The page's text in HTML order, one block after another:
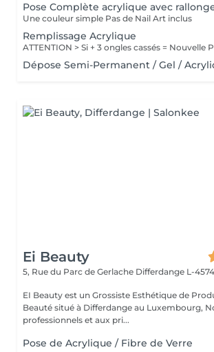
Pose Complète acrylique avec
Une couleur simple Pas de Nail Art inclus
Remplissage Acrylique
Dépose Semi-Permanent / Gel /
Ei Beauty
5, Rue du Parc de Gerlache Differdange L-4574
EI Beauty est un Grossiste Esthétique de
Beauté situé à Differdange au Luxembourg, Nous vendons aux
professionnels et aux pri...
Pose de Acrylique / Fibre de Verre